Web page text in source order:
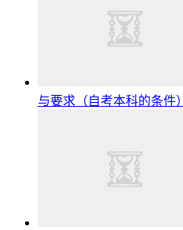
与要求（自考本科的条件）